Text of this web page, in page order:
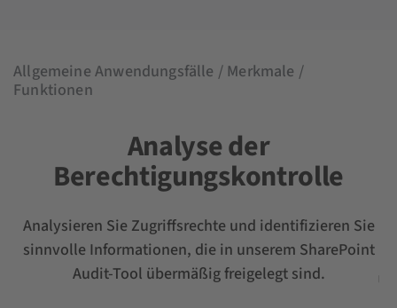
Allgemeine Anwendungsfälle / Merkmale /
Funktionen
Analyse der
Berechtigungskontrolle
Analysieren Sie Zugriffsrechte und identifizieren Sie
sinnvolle Informationen, die in unserem SharePoint
Audit-Tool übermäßig freigelegt sind.